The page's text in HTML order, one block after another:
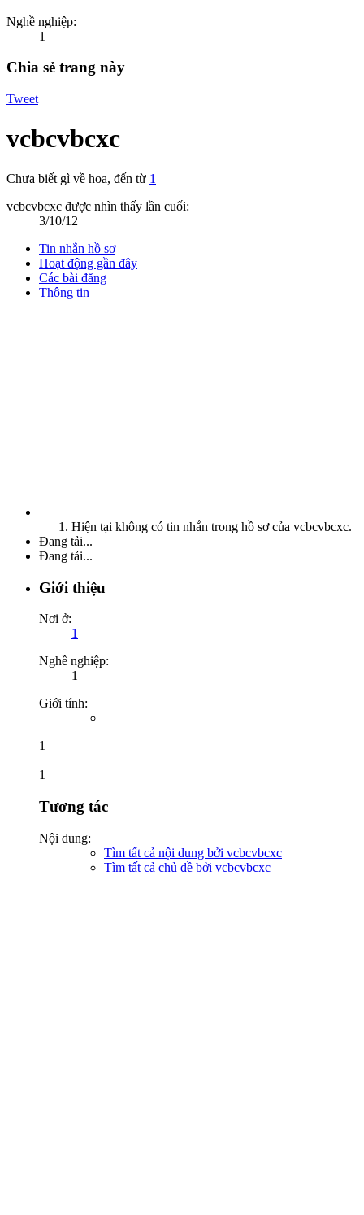
Nghề nghiệp:
1
Chia sẻ trang này
Tweet
vcbcvbcxc
Chưa biết gì về hoa, đến từ 1
vcbcvbcxc được nhìn thấy lần cuối:
3/10/12
Tin nhắn hồ sơ
Hoạt động gần đây
Các bài đăng
Thông tin
Hiện tại không có tin nhắn trong hồ sơ của vcbcvbcxc.
Đang tải...
Đang tải...
Giới thiệu
Nơi ở:
1
Nghề nghiệp:
1
Giới tính:
1
1
Tương tác
Nội dung:
Tìm tất cả nội dung bởi vcbcvbcxc
Tìm tất cả chủ đề bởi vcbcvbcxc